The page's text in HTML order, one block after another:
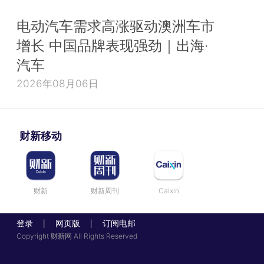
电动汽车需求高涨驱动澳洲车市
增长 中国品牌表现强劲｜出海·
汽车
2026年08月06日
财新移动
财新 财新周刊 Caixin
登录 网页版 订阅电邮
Copyright 财新网 All Rights Reserved